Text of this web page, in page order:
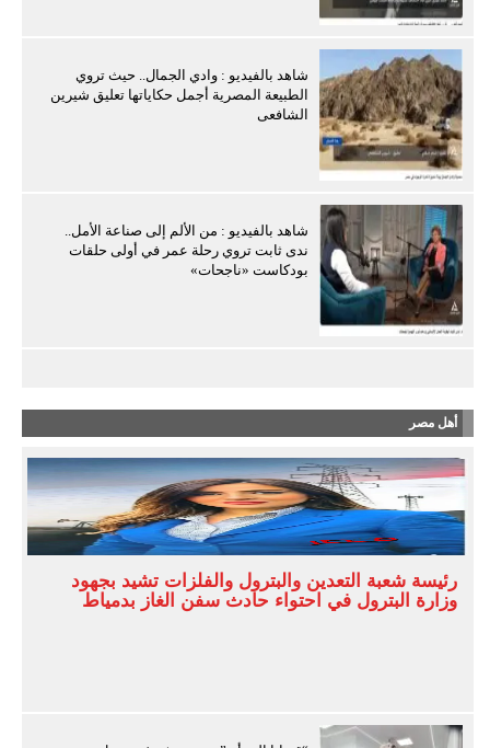
شاهد بالفيديو : وادي الجمال.. حيث تروي
الطبيعة المصرية أجمل حكاياتها تعليق شيرين
الشافعى
شاهد بالفيديو : من الألم إلى صناعة الأمل..
ندى ثابت تروي رحلة عمر في أولى حلقات
بودكاست «ناجحات»
أهل مصر
رئيسة شعبة التعدين والبترول والفلزات تشيد بجهود
وزارة البترول في احتواء حادث سفن الغاز بدمياط